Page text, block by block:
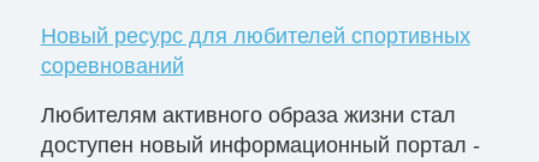
Новый ресурс для любителей спортивных
соревнований
Любителям активного образа жизни стал
доступен новый информационный портал -